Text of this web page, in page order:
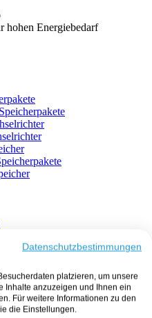
hohen Energiebedarf
Datenschutzbestimmungen
platzieren, um unsere
Inhalte anzuzeigen und Ihnen ein
Für weitere Informationen zu den
die Einstellungen.